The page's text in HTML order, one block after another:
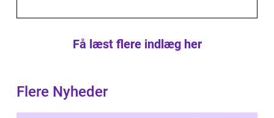
Få læst flere indlæg her
Flere Nyheder